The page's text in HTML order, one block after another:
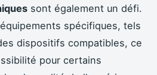
sont également un défi.
spécifiques, tels
dispositifs compatibles, ce
pour certains